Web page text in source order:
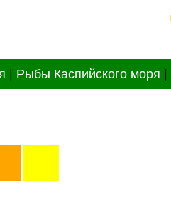
Рыбы Каспийского моря